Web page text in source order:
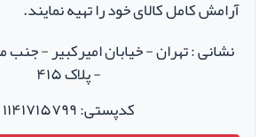
آرامش کامل کالای خود را تهیه نمایند.
نشانی : تهران - خیابان امیرکبیر -
- پلاک ۴۱۵
کدپستی: ۱۱۴۱۷۱۵۷۹۹